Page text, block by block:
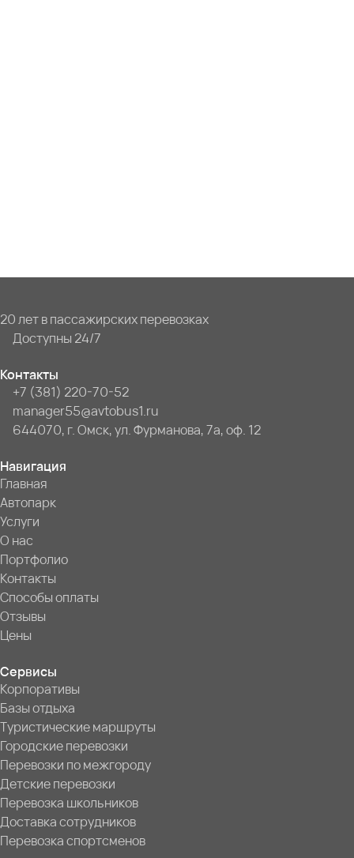
20 лет в пассажирских перевозках
Доступны 24/7
Контакты
+7 (381) 220-70-52
manager55@avtobus1.ru
644070, г. Омск, ул. Фурманова, 7а, оф. 12
Навигация
Главная
Автопарк
Услуги
О нас
Портфолио
Контакты
Способы оплаты
Отзывы
Цены
Сервисы
Корпоративы
Базы отдыха
Туристические маршруты
Городские перевозки
Перевозки по межгороду
Детские перевозки
Перевозка школьников
Доставка сотрудников
Перевозка спортсменов